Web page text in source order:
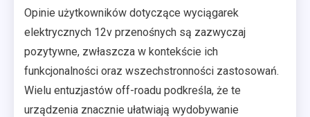
Opinie użytkowników dotyczące wyciągarek
elektrycznych 12v przenośnych są zazwyczaj
pozytywne, zwłaszcza w kontekście ich
funkcjonalności oraz wszechstronności zastosowań.
Wielu entuzjastów off-roadu podkreśla, że te
urządzenia znacznie ułatwiają wydobywanie